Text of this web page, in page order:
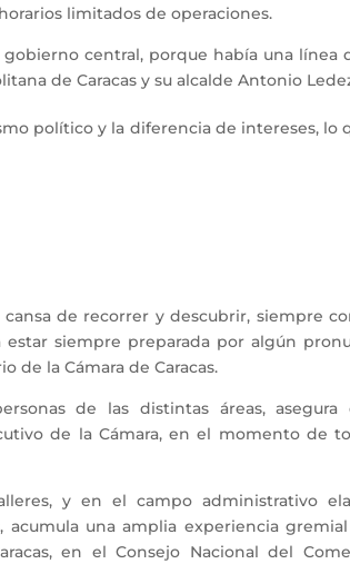
limitados de operaciones.
central, porque había una línea
de Caracas y su alcalde Antonio
político y la diferencia de intereses,
de recorrer y descubrir, siempre
siempre preparada por algún
de la Cámara de Caracas.
de las distintas áreas, asegura
de la Cámara, en el momento de
y en el campo administrativo
una amplia experiencia
en el Consejo Nacional del